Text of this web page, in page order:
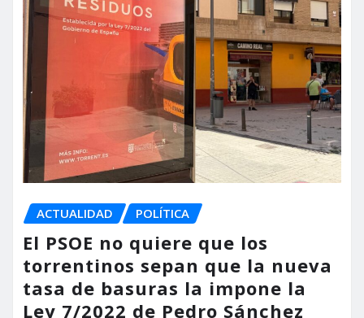
ACTUALIDAD POLÍTICA
El PSOE no quiere que los
torrentinos sepan que la nueva
tasa de basuras la impone la
Ley 7/2022 de Pedro Sánchez